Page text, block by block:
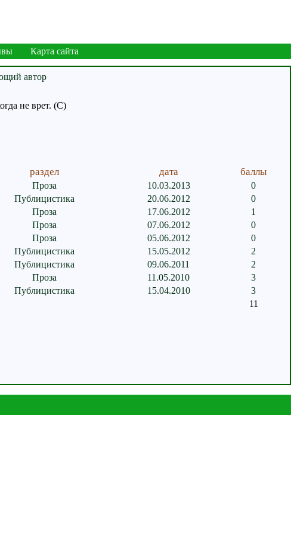
Карта сайта
не врет. (С)
раздел дата баллы
Проза 10.03.2013
0
Публицистика 20.06.2012
0
Проза 17.06.2012
1
Проза 07.06.2012
0
Проза 05.06.2012
0
Публицистика 15.05.2012
2
Публицистика 09.06.2011
2
Проза 11.05.2010
3
Публицистика 15.04.2010
3
11